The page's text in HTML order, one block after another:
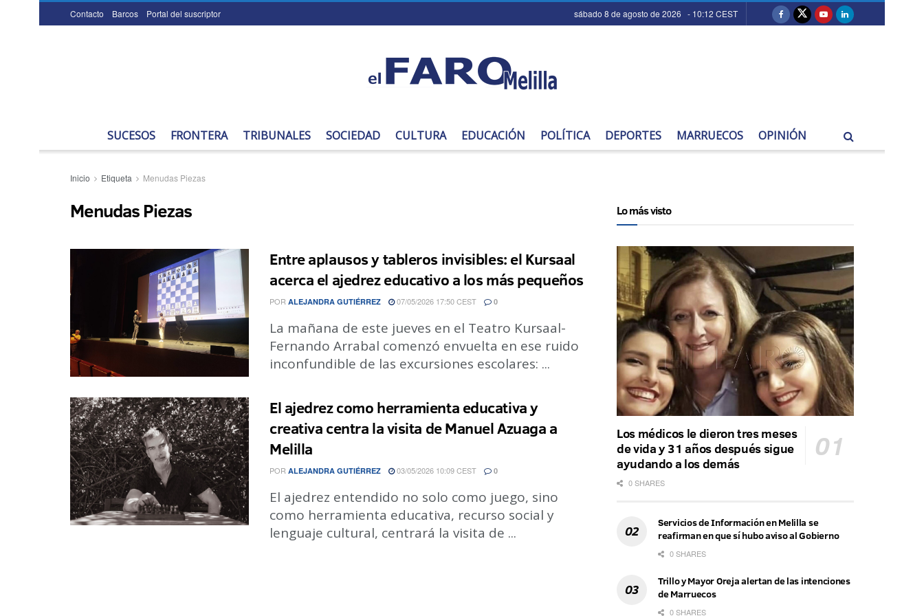
Contacto Barcos Portal del suscriptor sábado 8 de agosto de 2026 - 10:12 CEST
SUCESOS FRONTERA TRIBUNALES SOCIEDAD CULTURA EDUCACIÓN POLÍTICA DEPORTES MARRUECOS OPINIÓN
Inicio Etiqueta Menudas Piezas
Menudas Piezas
Entre aplausos y tableros invisibles: el Kursaal
acerca el ajedrez educativo a los más pequeños
POR ALEJANDRA GUTIÉRREZ 07/05/2026 17:50 CEST 0
La mañana de este jueves en el Teatro Kursaal-
Fernando Arrabal comenzó envuelta en ese ruido
inconfundible de las excursiones escolares: ...
El ajedrez como herramienta educativa y
creativa centra la visita de Manuel Azuaga a
Melilla
POR ALEJANDRA GUTIÉRREZ 03/05/2026 10:09 CEST 0
El ajedrez entendido no solo como juego, sino
como herramienta educativa, recurso social y
lenguaje cultural, centrará la visita de ...
Lo más visto
Los médicos le dieron tres meses
de vida y 31 años después sigue
ayudando a los demás
0 SHARES
Servicios de Información en Melilla se
reafirman en que sí hubo aviso al Gobierno
0 SHARES
Trillo y Mayor Oreja alertan de las intenciones
de Marruecos
0 SHARES